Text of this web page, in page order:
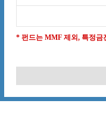
* 펀드는 MMF 제외, 특정금